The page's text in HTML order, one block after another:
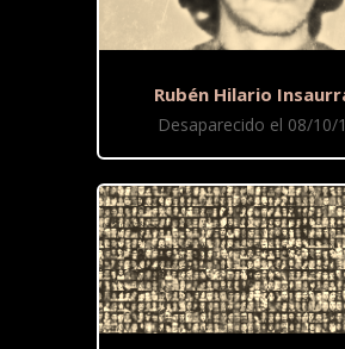
Rubén Hilario
Desaparecido el 08/10/